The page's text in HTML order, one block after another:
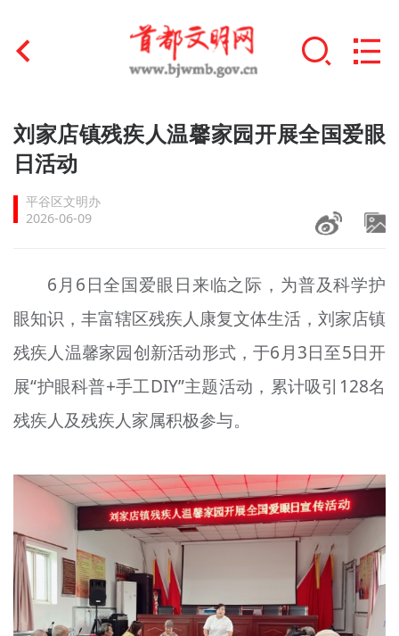
首页
文明创建
文明实践
未成年人思想道德建设
榜样人物
+
身边好人
文明评论
宣传思想文化人才
专题
资料库
+
刘家店镇残疾人温馨家园开展全国爱眼
日活动
平谷区文明办
2026-06-09
6月6日全国爱眼日来临之际，为普及科学护
眼知识，丰富辖区残疾人康复文体生活，刘家店镇
残疾人温馨家园创新活动形式，于6月3日至5日开
展“护眼科普+手工DIY”主题活动，累计吸引128名
残疾人及残疾人家属积极参与。